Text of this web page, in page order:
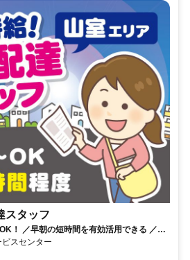
スタッフ
！ ／早朝の短時間を有効活用できる ／自
お仕事
スセンター